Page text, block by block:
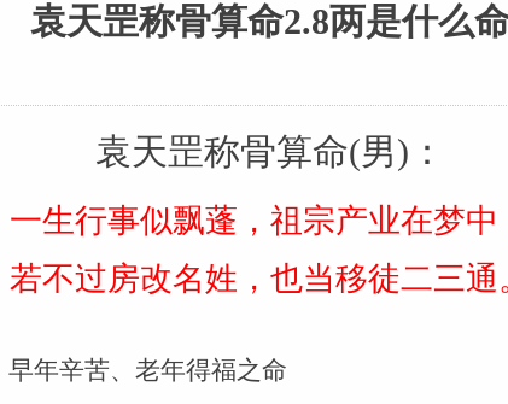
袁天罡称骨算命2.8两是什么
袁天罡称骨算命(男)：
一生行事似飘蓬，祖宗产业在梦中
若不过房改名姓，也当移徒二三通
早年辛苦、老年得福之命